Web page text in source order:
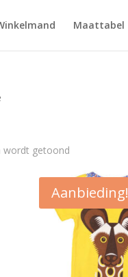
Maattabel
wordt getoond
nieuwste
Aanbieding!